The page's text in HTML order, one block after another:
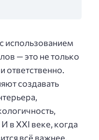
использованием
— это не только
ответственно.
создавать
И в XXI веке, когда
всё важнее,